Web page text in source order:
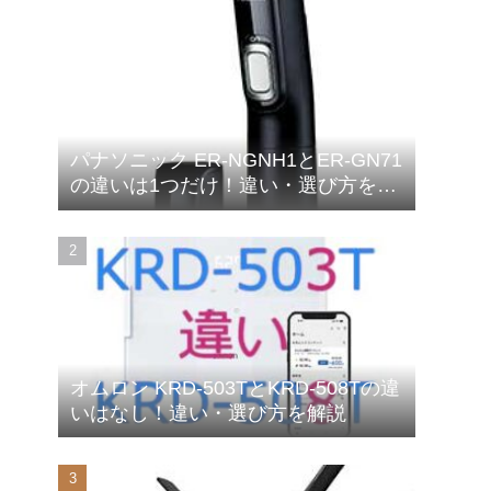
パナソニック ER-NGNH1とER-GN71
の違いは1つだけ！違い・選び方を解
説
オムロン KRD-503TとKRD-508Tの違
いはなし！違い・選び方を解説